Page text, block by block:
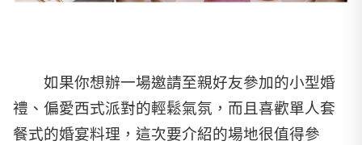
如果你想辦一場邀請至親好友參加的小型婚
禮、偏愛西式派對的輕鬆氣氛，而且喜歡單人套
餐式的婚宴料理，這次要介紹的場地很值得參